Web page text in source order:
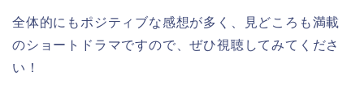
全体的にもポジティブな感想が多く、見どころも満載
のショートドラマですので、ぜひ視聴してみてくださ
い！